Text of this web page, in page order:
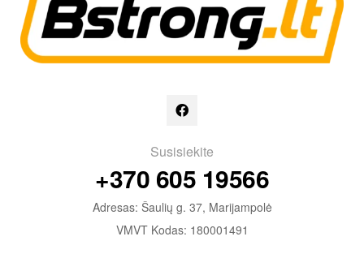
Susisiekite
+370 605 19566
Adresas: Šaulių g. 37, Marijampolė
VMVT Kodas: 180001491